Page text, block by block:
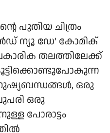
പുതിയ ചിത്രം
ന്യൂ ഡേ' കോമിക്
തലത്തിലേക്ക്
ഒരു
ഒരു
പോരാട്ടം